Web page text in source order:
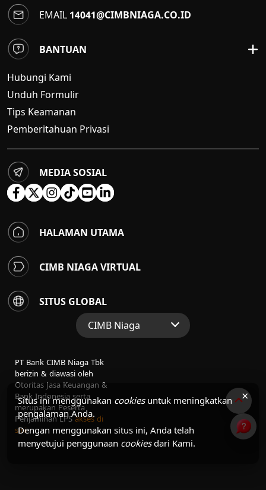
×
Situs ini menggunakan cookiesuntuk meningkatkan
pengalaman Anda.
Dengan menggunakan situs ini, Anda telah
menyetujui penggunaan cookiesdari Kami.
EMAIL 14041@CIMBNIAGA.CO.ID
BANTUAN
Hubungi Kami
Unduh Formulir
Tips Keamanan
Pemberitahuan Privasi
MEDIA SOSIAL
HALAMAN UTAMA
CIMB NIAGA VIRTUAL
SITUS GLOBAL
CIMB Niaga
Perbankan Konsumen
Perbankan Syariah
PT Bank CIMB Niaga Tbk
berizin & diawasi oleh
Otoritas Jasa Keuangan &
Bank Indonesia serta
merupakan Peserta
Penjaminan LPSakses di
sini